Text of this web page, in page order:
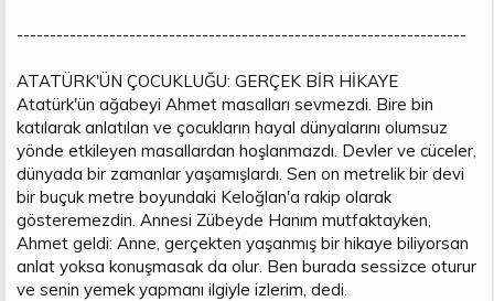
--------------------------------------------------------------------
ATATÜRK'ÜN ÇOCUKLUĞU: GERÇEK BİR HİKAYE
Atatürk'ün ağabeyi Ahmet masalları sevmezdi. Bire bin
katılarak anlatılan ve çocukların hayal dünyalarını olumsuz
yönde etkileyen masallardan hoşlanmazdı. Devler ve cüceler,
dünyada bir zamanlar yaşamışlardı. Sen on metrelik bir devi
bir buçuk metre boyundaki Keloğlan'a rakip olarak
gösteremezdin. Annesi Zübeyde Hanım mutfaktayken,
Ahmet geldi: Anne, gerçekten yaşanmış bir hikaye biliyorsan
anlat yoksa konuşmasak da olur. Ben burada sessizce oturur
ve senin yemek yapmanı ilgiyle izlerim, dedi.